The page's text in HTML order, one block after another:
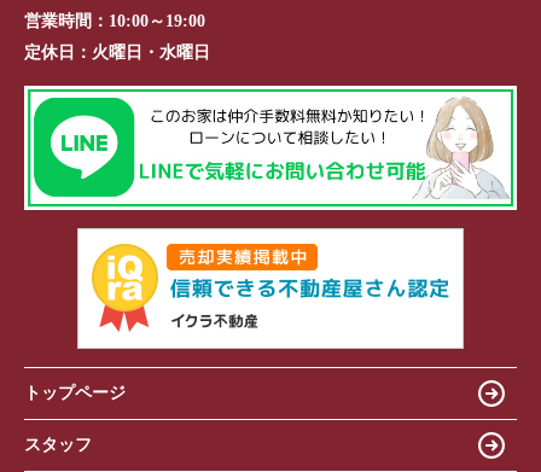
営業時間： 10:00～19:00
定休日： 火曜日・水曜日
トップページ
スタッフ